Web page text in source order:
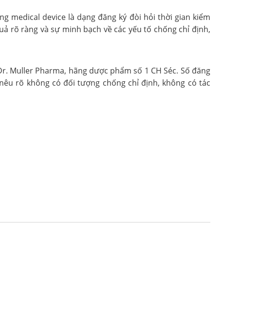
medical device là dạng đăng ký đòi hỏi thời gian kiểm
rõ ràng và sự minh bạch về các yếu tố chống chỉ định,
Muller Pharma, hãng dược phẩm số 1 CH Séc. Số đăng
rõ không có đối tượng chống chỉ định, không có tác